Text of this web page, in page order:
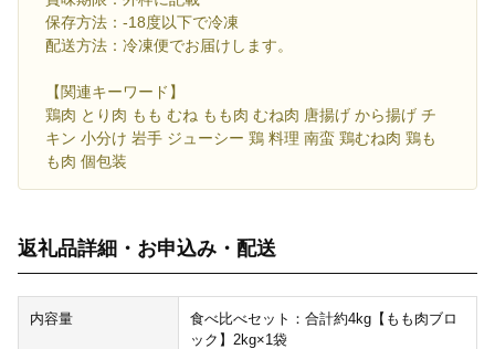
保存方法：-18度以下で冷凍
配送方法：冷凍便でお届けします。
【関連キーワード】
鶏肉 とり肉 もも むね もも肉 むね肉 唐揚げ から揚げ チ
キン 小分け 岩手 ジューシー 鶏 料理 南蛮 鶏むね肉 鶏も
も肉 個包装
返礼品詳細・お申込み・配送
内容量
食べ比べセット：合計約4kg【もも肉ブロ
ック】2kg×1袋